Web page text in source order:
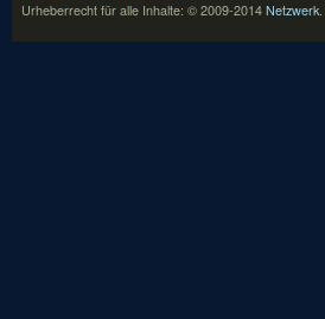
Urheberrecht für alle Inhalte: © 2009-2014 Netzwerk.